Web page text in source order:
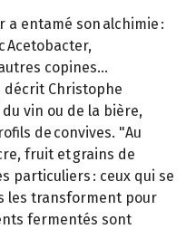
a entamé son alchimie :
Acetobacter,
copines...
décrit Christophe
vin ou de la bière,
de convives. "Au
fruit et grains de
particuliers : ceux qui se
les transforment pour
fermentés sont